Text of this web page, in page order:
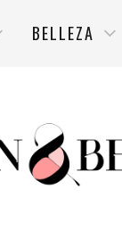
BELLEZA